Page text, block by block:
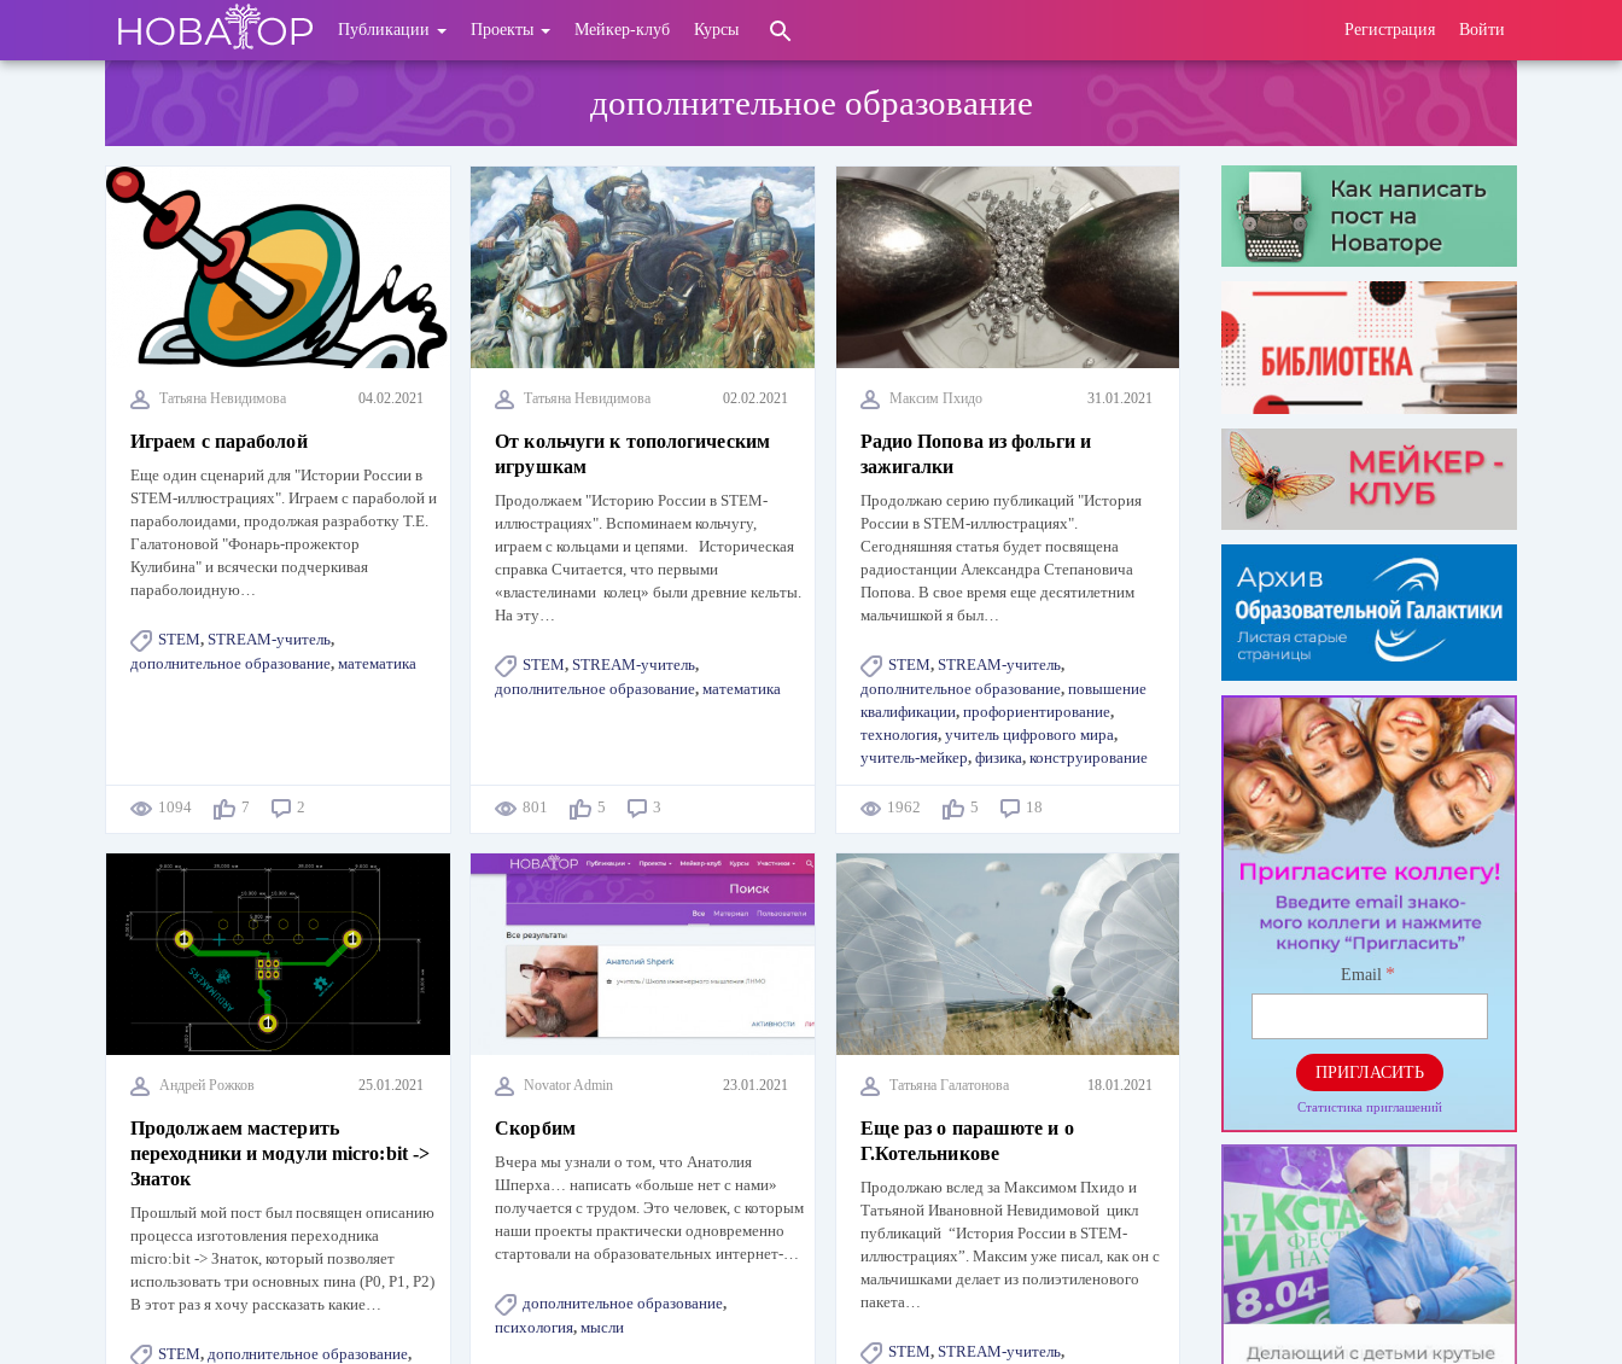
основному
User
account
Регистрация Войти
Публикации Проекты Мейкер-клуб Курсы
дополнительное образование
Татьяна Невидимова 04.02.2021
Играем с параболой
Еще один сценарий для "Истории России в
STEM-иллюстрациях". Играем с параболой и
параболоидами, продолжая разработку Т.Е.
Галатоновой "Фонарь-прожектор
Кулибина" и всячески подчеркивая
параболоидную…
STEM, STREAM-учитель,
дополнительное образование, математика
1094 7 2
Татьяна Невидимова 02.02.2021
От кольчуги к топологическим
игрушкам
Продолжаем "Историю России в STEM-
иллюстрациях". Вспоминаем кольчугу,
играем с кольцами и цепями. Историческая
справка Считается, что первыми
«властелинами колец» были древние кельты.
На эту…
STEM,STREAM-учитель,
дополнительное образование,математика
801 5 3
Максим Пхидо 31.01.2021
Радио Попова из фольги и
зажигалки
Продолжаю серию публикаций "История
России в STEM-иллюстрациях".
Сегодняшняя статья будет посвящена
радиостанции Александра Степановича
Попова. В свое время еще десятилетним
мальчишкой я был…
STEM, STREAM-учитель,
дополнительное образование, повышение
квалификации, профориентирование,
технология, учитель цифрового мира,
учитель-мейкер, физика, конструирование
1962 5 18
Андрей Рожков 25.01.2021
Продолжаем мастерить
переходники и модули micro:bit ->
Знаток
Прошлый мой пост был посвящен описанию
процесса изготовления переходника
micro:bit -> Знаток, который позволяет
использовать три основных пина (P0, P1, P2)
В этот раз я хочу рассказать какие…
STEM, дополнительное образование,
Novator Admin 23.01.2021
Скорбим
Вчера мы узнали о том, что Анатолия
Шперха… написать «больше нет с нами»
получается с трудом. Это человек, с которым
наши проекты практически одновременно
стартовали на образовательных интернет-…
дополнительное образование,
психология,мысли
Татьяна Галатонова 18.01.2021
Еще раз о парашюте и о
Г.Котельникове
Продолжаю вслед за Максимом Пхидо и
Татьяной Ивановной Невидимовой цикл
публикаций “История России в STEM-
иллюстрациях”. Максим уже писал, как он с
мальчишками делает из полиэтиленового
пакета…
STEM, STREAM-учитель,
Email *
ПРИГЛАСИТЬ
Статистика приглашений